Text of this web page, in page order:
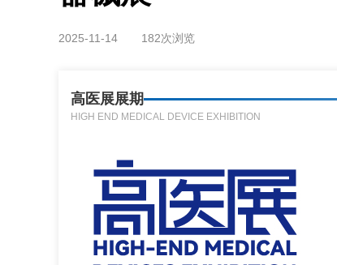
2025-11-14 182次浏览
高医展展期
HIGH END MEDICAL DEVICE EXHIBITION